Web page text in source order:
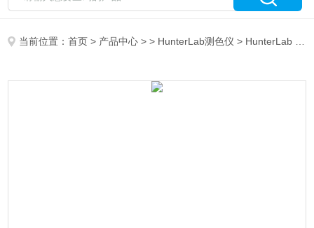
当前位置：首页 > 产品中心 > > HunterLab测色仪 > HunterLab Didymium诊断过滤片